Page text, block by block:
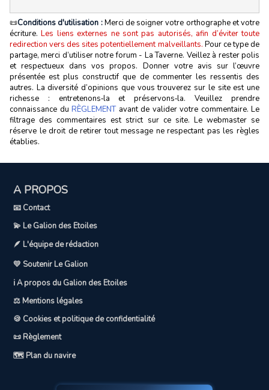
📜Conditions d'utilisation :Merci de soigner votre orthographe et votre
écriture.Les liens externes ne sont pas autorisés, afin d’éviter toute
redirection vers des sites potentiellement malveillants. Pour ce type de
partage, merci d’utiliser notre forum - La Taverne. Veillez à rester polis
et respectueux dans vos propos. Donner votre avis sur l’œuvre
présentée est plus constructif que de commenter les ressentis des
autres. La diversité d’opinions que vous trouverez sur le site est une
richesse : entretenons‑la et préservons‑la. Veuillez prendre
connaissance du RÈGLEMENTavant de valider votre commentaire. Le
filtrage des commentaires est strict sur ce site. Le webmaster se
réserve le droit de retirer tout message ne respectant pas les règles
établies.
A PROPOS
📧 Contact
💫 Le Galion des Etoiles
🪶 L'équipe de rédaction
💛 Soutenir Le Galion
ℹ️ A propos du Galion des Etoiles
⚖️ Mentions légales
🍪 Cookies et politique de confidentialité
📜 Règlement
🗺️ Plan du navire